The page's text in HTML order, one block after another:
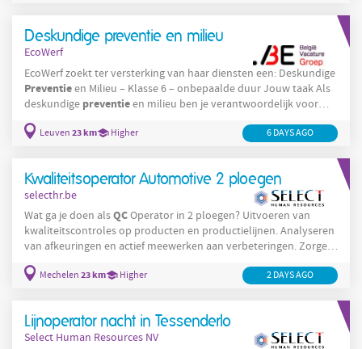
aan je expertise en groei je uit tot een echte
Deskundige preventie en milieu
EcoWerf
EcoWerf zoekt ter versterking van haar diensten een: Deskundige
Preventieen Milieu – Klasse 6 – onbepaalde duur Jouw taak Als
deskundige preventieen milieu ben je verantwoordelijk voor
twee domeinen, namelijk
milieu: Je neemt het voortouw in het organiseren en
nauwgezette opvolging
Leuven 23 km Higher 6 DAYS AGO
Kwaliteitsoperator Automotive 2 ploegen
selecthr.be
Wat ga je doen alsQCOperator in 2 ploegen? Uitvoeren van
kwaliteitscontroles op producten en productielijnen. Analyseren
van afkeuringen en actief meewerken aan verbeteringen. Zorgen
dat de kwaliteitsnormen altijd worden behaald. Operatoren
ondersteunen en begeleiden in het correct toepassen van
Mechelen 23 km Higher 2 DAYS AGO
Lijnoperator nacht in Tessenderlo
Select Human Resources NV